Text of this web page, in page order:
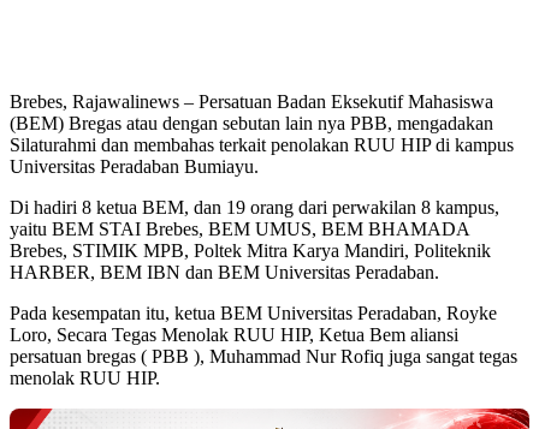
Brebes, Rajawalinews – Persatuan Badan Eksekutif Mahasiswa
(BEM) Bregas atau dengan sebutan lain nya PBB, mengadakan
Silaturahmi dan membahas terkait penolakan RUU HIP di kampus
Universitas Peradaban Bumiayu.
Di hadiri 8 ketua BEM, dan 19 orang dari perwakilan 8 kampus,
yaitu BEM STAI Brebes, BEM UMUS, BEM BHAMADA
Brebes, STIMIK MPB, Poltek Mitra Karya Mandiri, Politeknik
HARBER, BEM IBN dan BEM Universitas Peradaban.
Pada kesempatan itu, ketua BEM Universitas Peradaban, Royke
Loro, Secara Tegas Menolak RUU HIP, Ketua Bem aliansi
persatuan bregas ( PBB ), Muhammad Nur Rofiq juga sangat tegas
menolak RUU HIP.